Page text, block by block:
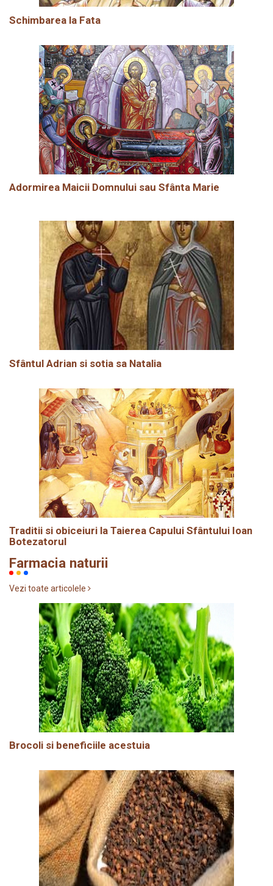
Schimbarea la Fata
Adormirea Maicii Domnului sau Sfânta Marie
Sfântul Adrian si sotia sa Natalia
Traditii si obiceiuri la Taierea Capului Sfântului Ioan
Botezatorul
Farmacia naturii
Vezi toate articolele
Brocoli si beneficiile acestuia